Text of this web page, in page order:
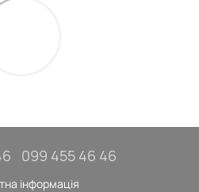
099 455 46 46
інформація